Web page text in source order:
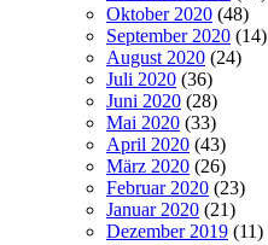
Oktober 2020 (48)
September 2020 (14)
August 2020 (24)
Juli 2020 (36)
Juni 2020 (28)
Mai 2020 (33)
April 2020 (43)
März 2020 (26)
Februar 2020 (23)
Januar 2020 (21)
Dezember 2019 (11)